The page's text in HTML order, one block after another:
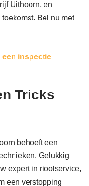
Uithoorn, en
Bel nu met
een inspectie
Tricks
behoeft een
Gelukkig
expert in rioolservice,
een verstopping